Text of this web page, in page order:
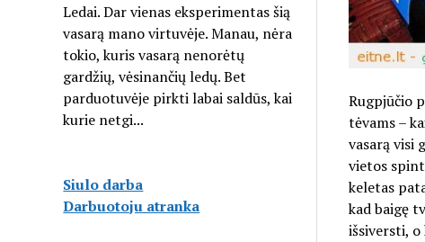
Ledai. Dar vienas eksperimentas šią
vasarą mano virtuvėje. Manau, nėra
tokio, kuris vasarą nenorėtų
gardžių, vėsinančių ledų. Bet
parduotuvėje pirkti labai saldūs, kai
kurie netgi...
Siulo darba
Darbuotoju atranka
Rugpjūčio
tėvams –
vasarą visi
vietos
keletas
kad baigę
išsiversti,